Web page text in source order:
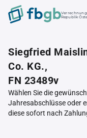
Republik
Siegfried
Co. KG.,
FN 23489v
Wählen Sie die
Jahresabschlüsse oder
diese sofort nach